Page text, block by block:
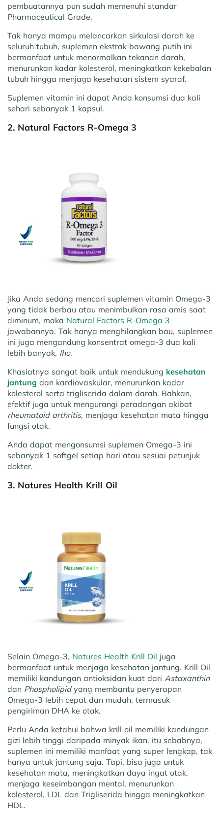
pembuatannya pun sudah memenuhi standar
Pharmaceutical Grade.
Tak hanya mampu melancarkan sirkulasi darah ke
seluruh tubuh, suplemen ekstrak bawang putih ini
bermanfaat untuk menormalkan tekanan darah,
menurunkan kadar kolesterol, meningkatkan kekebalan
tubuh hingga menjaga kesehatan sistem syaraf.
Suplemen vitamin ini dapat Anda konsumsi dua kali
sehari sebanyak 1 kapsul.
2. Natural Factors R-Omega 3
Jika Anda sedang mencari suplemen vitamin Omega-3
yang tidak berbau atau menimbulkan rasa amis saat
diminum, maka Natural Factors R-Omega 3
jawabannya. Tak hanya menghilangkan bau, suplemen
ini juga mengandung konsentrat omega-3 dua kali
lebih banyak, lho.
Khasiatnya sangat baik untuk mendukung kesehatan
jantung dan kardiovaskular, menurunkan kadar
kolesterol serta trigliserida dalam darah. Bahkan,
efektif juga untuk mengurangi peradangan akibat
rheumatoid arthritis, menjaga kesehatan mata hingga
fungsi otak.
Anda dapat mengonsumsi suplemen Omega-3 ini
sebanyak 1 softgel setiap hari atau sesuai petunjuk
dokter.
3. Natures Health Krill Oil
Selain Omega-3, Natures Health Krill Oil juga
bermanfaat untuk menjaga kesehatan jantung. Krill Oil
memiliki kandungan antioksidan kuat dari Astaxanthin
dan Phospholipidyang membantu penyerapan
Omega-3 lebih cepat dan mudah, termasuk
pengiriman DHA ke otak.
Perlu Anda ketahui bahwa krill oil memiliki kandungan
gizi lebih tinggi daripada minyak ikan. itu sebabnya,
suplemen ini memiliki manfaat yang super lengkap, tak
hanya untuk jantung saja. Tapi, bisa juga untuk
kesehatan mata, meningkatkan daya ingat otak,
menjaga keseimbangan mental, menurunkan
kolesterol, LDL dan Trigliserida hingga meningkatkan
HDL.